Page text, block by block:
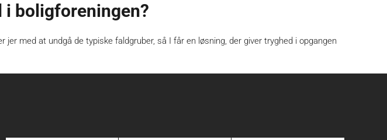
i boligforeningen?
med at undgå de typiske faldgruber, så I får en løsning, der giver tryghed i opgangen